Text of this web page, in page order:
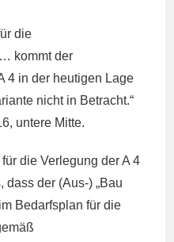
die
kommt der
4 in der heutigen Lage
nicht in Betracht.“
untere Mitte.
die Verlegung der A 4
dass der (Aus-) „Bau
Bedarfsplan für die